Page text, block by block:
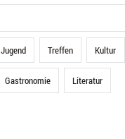
Jugend Treffen Kultur
Gastronomie Literatur